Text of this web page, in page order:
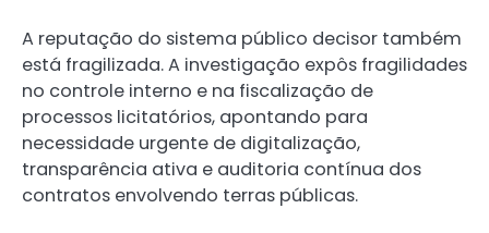
A reputação do sistema público decisor também
está fragilizada. A investigação expôs fragilidades
no controle interno e na fiscalização de
processos licitatórios, apontando para
necessidade urgente de digitalização,
transparência ativa e auditoria contínua dos
contratos envolvendo terras públicas.